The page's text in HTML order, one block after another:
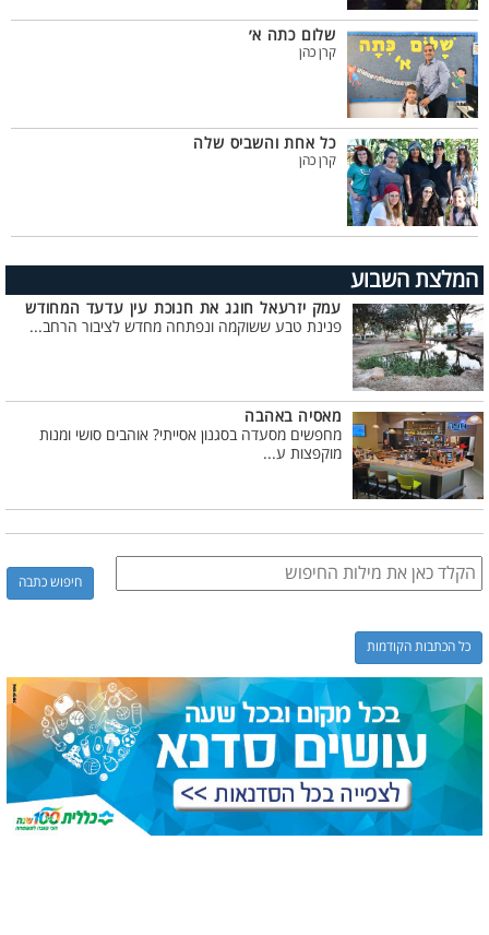
שלום כתה א׳
קרן כהן
כל אחת והשביס שלה
קרן כהן
המלצת השבוע
עמק יזרעאל חוגג את חנוכת עין עדעד המחודש
פנינת טבע ששוקמה ונפתחה מחדש לציבור הרחב...
מאסיה באהבה
מחפשים מסעדה בסגנון אסייתי? אוהבים סושי ומנות
מוקפצות ע...
כל הכתבות הקודמות